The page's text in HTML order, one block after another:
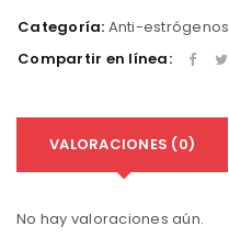
Categoría: Anti-estrógenos
Compartir en línea:
VALORACIONES (0)
No hay valoraciones aún.